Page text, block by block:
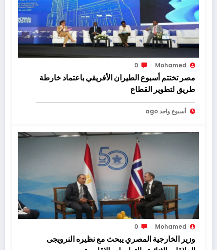
Mohamed
0
مصر تختتم أسبوع الطيران الأفريقي باعتماد خارطة
طريق لتطوير القطاع
أسبوع واحد ago
Mohamed
0
وزير الخارجية المصري يبحث مع نظيره النرويجى